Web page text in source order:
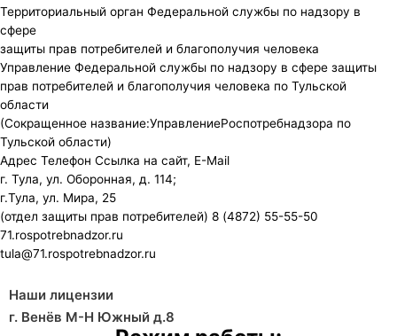
Территориальный орган Федеральной службы по надзору в
сфере
защиты прав потребителей и благополучия человека
Управление Федеральной службы по надзору в сфере защиты
прав потребителей и благополучия человека по Тульской
области
(Сокращенное название:УправлениеРоспотребнадзора по
Тульской области)
Адрес Телефон Ссылка на сайт, E-Mail
г. Тула, ул. Оборонная, д. 114;
г.Тула, ул. Мира, 25
(отдел защиты прав потребителей) 8 (4872) 55-55-50
71.rospotrebnadzor.ru
tula@71.rospotrebnadzor.ru
Наши лицензии
г. Венёв М-Н Южный д.8